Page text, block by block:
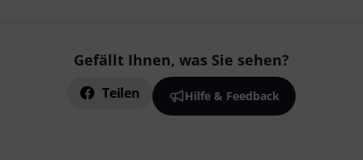
Gefällt Ihnen, was Sie sehen?
Teilen Hilfe & Feedback